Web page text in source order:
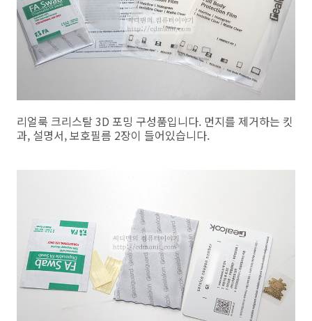
리얼룩 크리스탈 3D 포밍 구성품입니다. 먼지를 제거하는 킷
과, 설명서, 보호필름 2장이 들어있습니다.